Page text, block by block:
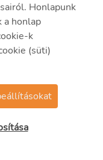
Honlapunk
a honlap
k
(süti)